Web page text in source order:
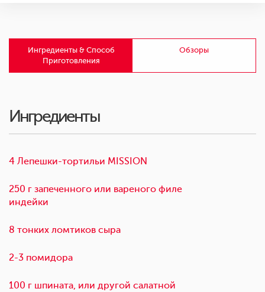
Ингредиенты & Способ
Приготовления
Обзоры
Ингредиенты
4 Лепешки-тортильи MISSION
250 г запеченного или вареного филе
индейки
8 тонких ломтиков сыра
2-3 помидора
100 г шпината, или другой салатной